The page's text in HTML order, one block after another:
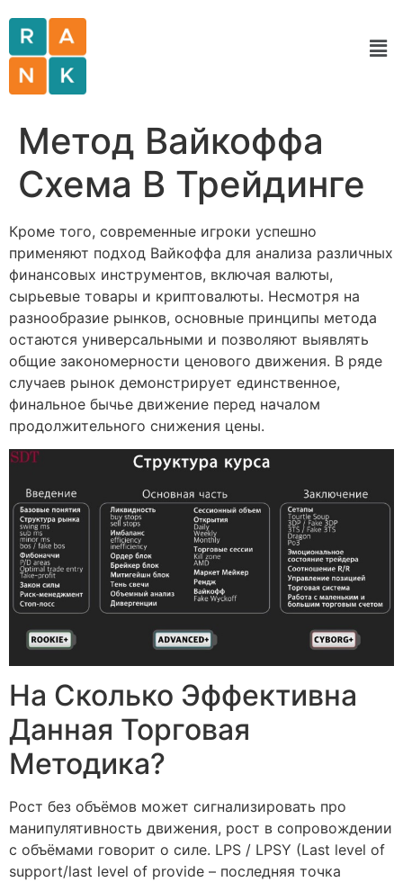
Метод Вайкоффа
Схема В Трейдинге
Кроме того, современные игроки успешно
применяют подход Вайкоффа для анализа различных
финансовых инструментов, включая валюты,
сырьевые товары и криптовалюты. Несмотря на
разнообразие рынков, основные принципы метода
остаются универсальными и позволяют выявлять
общие закономерности ценового движения. В ряде
случаев рынок демонстрирует единственное,
финальное бычье движение перед началом
продолжительного снижения цены.
На Сколько Эффективна
Данная Торговая
Методика?
Рост без объёмов может сигнализировать про
манипулятивность движения, рост в сопровождении
с объёмами говорит о силе. LPS / LPSY (Last level of
support/last level of provide – последняя точка